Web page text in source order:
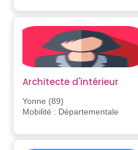
Architecte d'intérieur
Yonne (89)
Mobilité : Départementale